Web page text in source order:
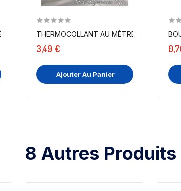
POMPON COTON BLANC
THERMOCOLLANT AU MÈTRE, EN TISSU
3,49 €
Ajouter Au Panier
8 Autres Produits